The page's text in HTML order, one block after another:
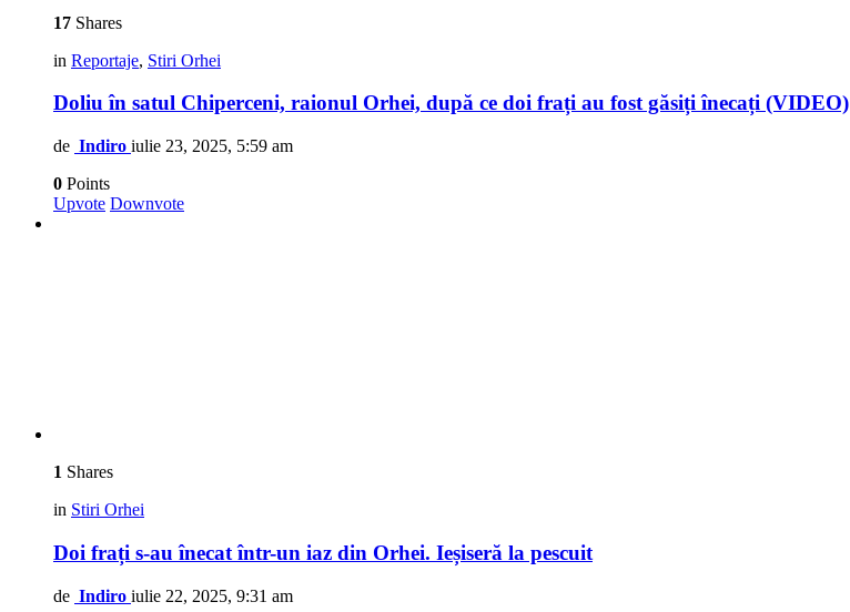
17 Shares
in Reportaje, Stiri Orhei
Doliu în satul Chiperceni, raionul Orhei, după ce doi frați au fost găsiți înecați (VIDEO)
de Indiro iulie 23, 2025, 5:59 am
0 Points
Upvote Downvote
1 Shares
in Stiri Orhei
Doi frați s-au înecat într-un iaz din Orhei. Ieșiseră la pescuit
de Indiro iulie 22, 2025, 9:31 am